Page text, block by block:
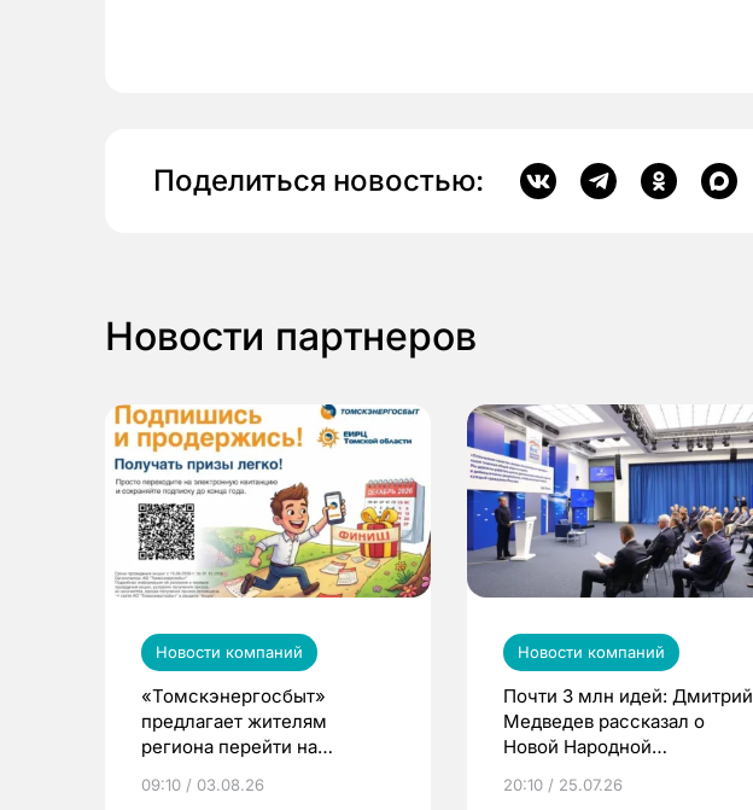
Поделиться новостью:
Новости партнеров
Новости компаний
«Томскэнергосбыт»
предлагает жителям
региона перейти на
выиграть призы
09:10 / 03.08.26
Новости компаний
Почти 3 млн идей: Дмитрий
Медведев рассказал о
Новой Народной
20:10 / 25.07.26